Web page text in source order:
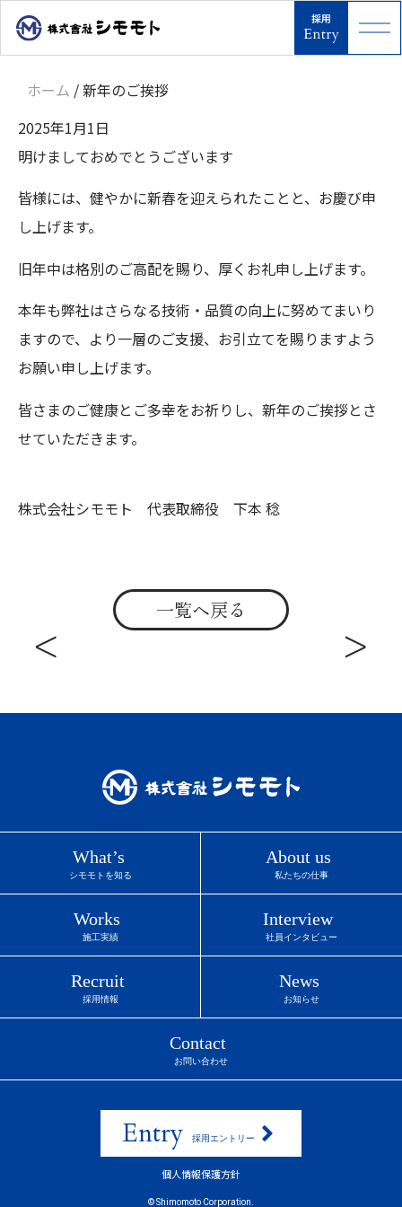
ホーム /新年のご挨拶
2025年1月1日
明けましておめでとうございます
皆様には、健やかに新春を迎えられたことと、お慶び申
し上げます。
旧年中は格別のご高配を賜り、厚くお礼申し上げます。
本年も弊社はさらなる技術・品質の向上に努めてまいり
ますので、より一層のご支援、お引立てを賜りますよう
お願い申し上げます。
皆さまのご健康とご多幸をお祈りし、新年のご挨拶とさ
せていただきます。
株式会社シモモト 代表取締役 下本 稔
一覧へ戻る
< >
Entry 採用エントリー
個人情報保護方針
© Shimomoto Corporation.